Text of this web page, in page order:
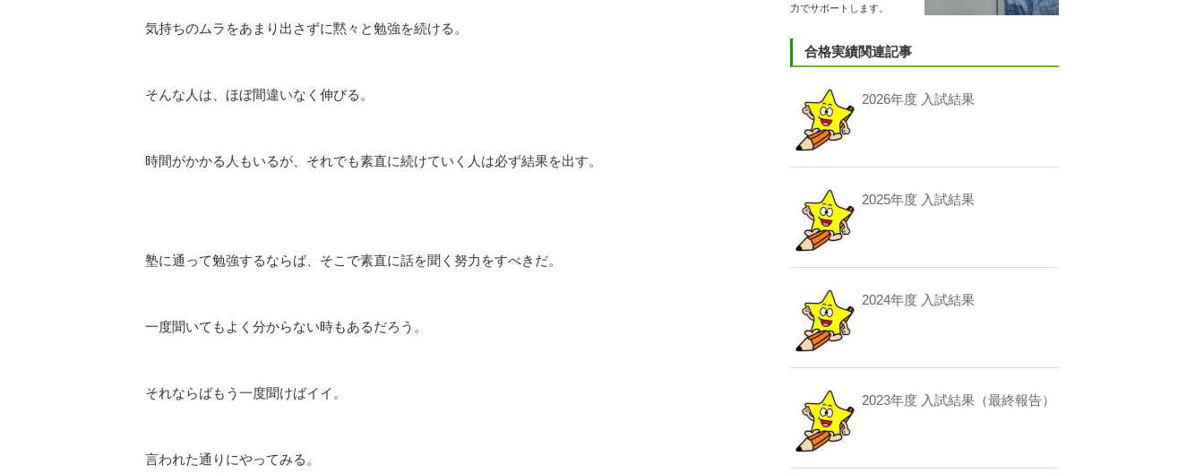
気持ちのムラをあまり出さずに黙々と勉強を続ける。
そんな人は、ほぼ間違いなく伸びる。
時間がかかる人もいるが、それでも素直に続けていく人は必ず結果を出す。
塾に通って勉強するならば、そこで素直に話を聞く努力をすべきだ。
一度聞いてもよく分からない時もあるだろう。
それならばもう一度聞けばイイ。
言われた通りにやってみる。
力でサポートします。
合格実績関連記事
2026年度 入試結果
2025年度 入試結果
2024年度 入試結果
2023年度 入試結果（最終報告）